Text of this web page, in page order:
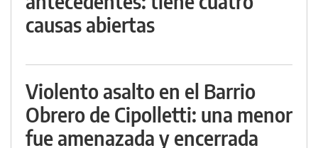
causas abiertas
Violento asalto en el Barrio
Obrero de Cipolletti: una menor
fue amenazada y encerrada